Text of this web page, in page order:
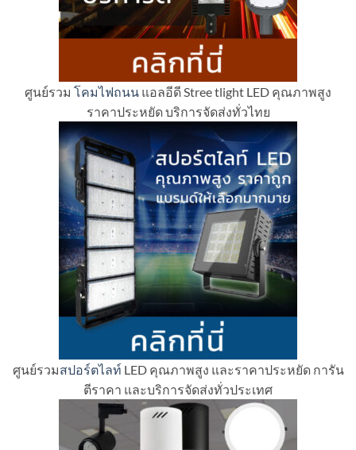
ศูนย์รวม โคมไฟถนน แอลอีดี Stree tlight LED คุณภาพสูง
ราคาประหยัด บริการจัดส่งทั่วไทย
ศูนย์รวมสปอร์ตไลท์ LED คุณภาพสูง และราคาประหยัด การัน
ตีราคา และบริการจัดส่งทั่วประเทศ